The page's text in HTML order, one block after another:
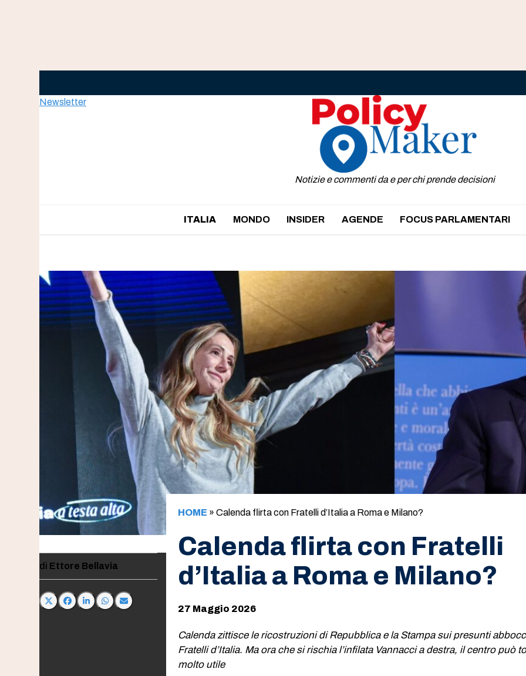
Newsletter
Notizie e commenti da e per chi prende decisioni
ITALIA MONDO INSIDER AGENDE FOCUS PARLAMENTARI
Ettore Bellavia
HOME »Calenda flirta con Fratelli d’Italia a Roma e Milano?
Calenda flirta con Fratelli
d’Italia a Roma e Milano?
27 Maggio 2026
Calenda zittisce le ricostruzioni di Repubblica e la Stampa sui presunti
Fratelli d’Italia. Ma ora che si rischia l’infilata Vannacci a destra, il centro può
molto utile